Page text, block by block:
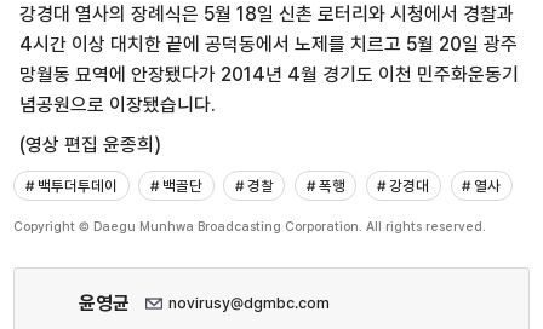
강경대 열사의 장례식은 5월 18일 신촌 로터리와 시청에서 경찰과
4시간 이상 대치한 끝에 공덕동에서 노제를 치르고 5월 20일 광주
망월동 묘역에 안장됐다가 2014년 4월 경기도 이천 민주화운동기
념공원으로 이장됐습니다.
(영상 편집 윤종희)
# 백투더투데이 # 백골단 # 경찰 # 폭행 # 강경대 # 열사
Copyright © Daegu Munhwa Broadcasting Corporation. All rights reserved.
윤영균 novirusy@dgmbc.com